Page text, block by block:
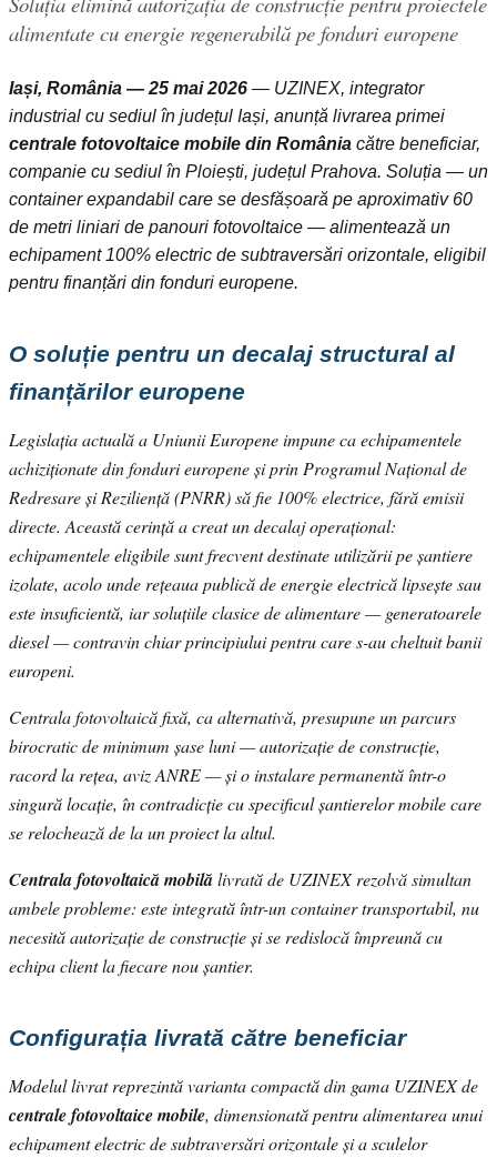
alimentate cu energie regenerabilă pe fonduri europene
Iași, România — 25 mai 2026 — UZINEX, integrator
industrial cu sediul în județul Iași, anunță livrarea primei
centrale fotovoltaice mobile din România către beneficiar,
companie cu sediul în Ploiești, județul Prahova. Soluția — un
container expandabil care se desfășoară pe aproximativ 60
de metri liniari de panouri fotovoltaice — alimentează un
echipament 100% electric de subtraversări orizontale, eligibil
pentru finanțări din fonduri europene.
O soluție pentru un decalaj structural al
finanțărilor europene
Legislația actuală a Uniunii Europene impune ca echipamentele
achiziționate din fonduri europene și prin Programul Național de
Redresare și Reziliență (PNRR) să fie 100% electrice, fără emisii
directe. Această cerință a creat un decalaj operațional:
echipamentele eligibile sunt frecvent destinate utilizării pe șantiere
izolate, acolo unde rețeaua publică de energie electrică lipsește sau
este insuficientă, iar soluțiile clasice de alimentare — generatoarele
diesel — contravin chiar principiului pentru care s-au cheltuit banii
europeni.
Centrala fotovoltaică fixă, ca alternativă, presupune un parcurs
birocratic de minimum șase luni — autorizație de construcție,
racord la rețea, aviz ANRE — și o instalare permanentă într-o
singură locație, în contradicție cu specificul șantierelor mobile care
se relochează de la un proiect la altul.
Centrala fotovoltaică mobilălivrată de UZINEX rezolvă simultan
ambele probleme: este integrată într-un container transportabil, nu
necesită autorizație de construcție și se redislocă împreună cu
echipa client la fiecare nou șantier.
Configurația livrată către beneficiar
Modelul livrat reprezintă varianta compactă din gama UZINEX de
centrale fotovoltaice mobile, dimensionată pentru alimentarea unui
echipament electric de subtraversări orizontale și a sculelor